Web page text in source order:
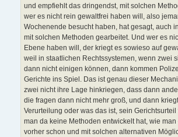
und empfiehlt das dringendst, mit solchen
wer es nicht rein gewaltfrei haben will, also
Wochenende besucht haben, hat gesagt, auch
mit solchen Methoden gearbeitet. Und wer es
Ebene haben will, der kriegt es sowieso auf
weil in staatlichen Rechtssystemen, wenn zwei
dann nicht einigen können, dann kommen
Gerichte ins Spiel. Das ist genau dieser
zwei nicht ihre Lage hinkriegen, dass dann
die fragen dann nicht mehr groß, und dann
Verurteilung oder was das ist, sein
man da keine Methoden entwickelt hat, wie
vorher schon und mit solchen alternativen